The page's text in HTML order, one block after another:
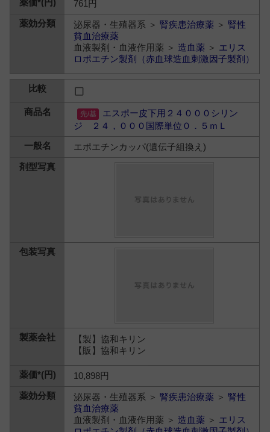
761円
泌尿器・生殖器系 ＞腎疾患治療薬 ＞腎性
貧血治療薬
血液製剤・血液作用薬 ＞造血薬 ＞ エリス
ロポエチン製剤（赤血球造血刺激因子製剤）
エスポー皮下用２４０００シリン
ジ ２４，０００国際単位０．５ｍＬ
エポエチンカッパ(遺伝子組換え)
【製】協和キリン
【販】協和キリン
10,898円
泌尿器・生殖器系 ＞腎疾患治療薬 ＞腎性
貧血治療薬
血液製剤・血液作用薬 ＞造血薬 ＞ エリス